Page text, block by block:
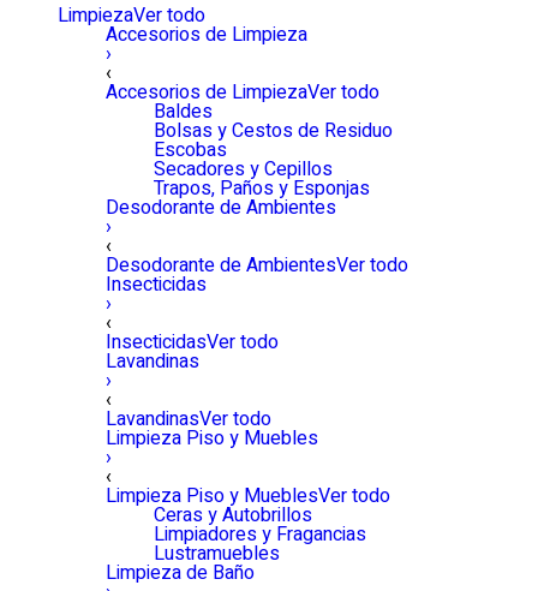
LimpiezaVer todo
Accesorios de Limpieza
›
‹
Accesorios de LimpiezaVer todo
Baldes
Bolsas y Cestos de Residuo
Escobas
Secadores y Cepillos
Trapos, Paños y Esponjas
Desodorante de Ambientes
›
‹
Desodorante de AmbientesVer todo
Insecticidas
›
‹
InsecticidasVer todo
Lavandinas
›
‹
LavandinasVer todo
Limpieza Piso y Muebles
›
‹
Limpieza Piso y MueblesVer todo
Ceras y Autobrillos
Limpiadores y Fragancias
Lustramuebles
Limpieza de Baño